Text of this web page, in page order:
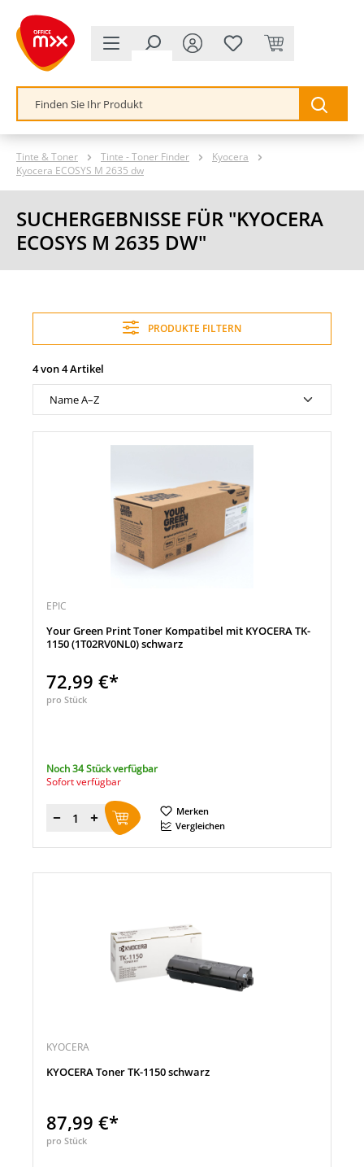
springen
Tinte & Toner Tinte - Toner Finder
Kyocera
Kyocera ECOSYS M 2635 dw
SUCHERGEBNISSE FÜR "KYOCERA
ECOSYS M 2635 DW"
PRODUKTE FILTERN
4 von 4 Artikel
EPIC
Your Green Print Toner Kompatibel mit KYOCERA TK-
1150 (1T02RV0NL0) schwarz
72,99 €*
pro Stück
Noch 34 Stück verfügbar
Sofort verfügbar
Menge
Merken
Vergleichen
KYOCERA
KYOCERA Toner TK-1150 schwarz
87,99 €*
pro Stück